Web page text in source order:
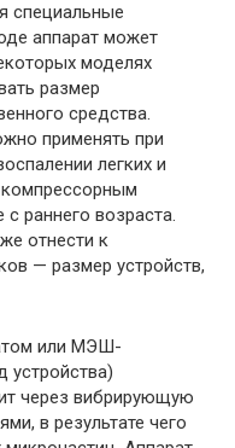
специальные
аппарат может
моделях
размер
средства.
применять при
легких и
компрессорным
раннего возраста.
отнести к
— размер устройств,
или МЭШ-
устройства)
через вибрирующую
в результате чего